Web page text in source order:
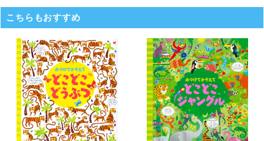
こちらもおすすめ